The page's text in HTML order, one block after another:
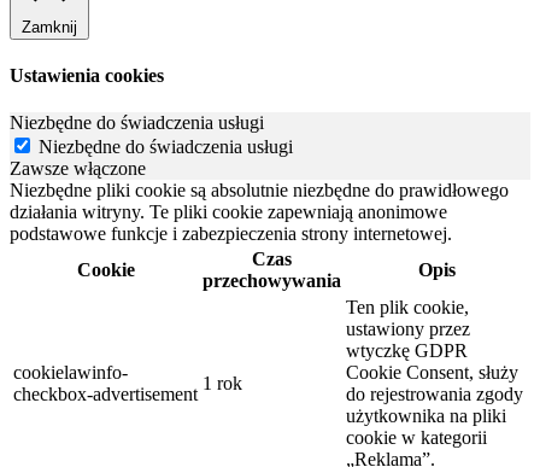
Zamknij
Ustawienia cookies
Niezbędne do świadczenia usługi
Niezbędne do świadczenia usługi
Zawsze włączone
Niezbędne pliki cookie są absolutnie niezbędne do prawidłowego
działania witryny. Te pliki cookie zapewniają anonimowe
podstawowe funkcje i zabezpieczenia strony internetowej.
Cookie
Czas
przechowywania
Opis
cookielawinfo-
checkbox-advertisement
1 rok
Ten plik cookie,
ustawiony przez
wtyczkę GDPR
Cookie Consent, służy
do rejestrowania zgody
użytkownika na pliki
cookie w kategorii
„Reklama”.